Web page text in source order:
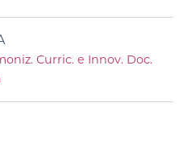
Curric. e Innov. Doc.